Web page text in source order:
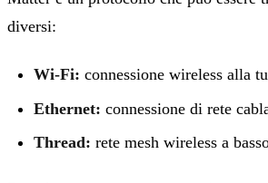
diversi:
Wi-Fi: connessione wireless alla
Ethernet: connessione di rete
Thread: rete mesh wireless a